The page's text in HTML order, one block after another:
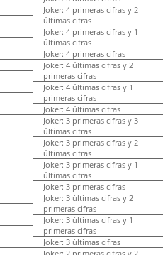
Joker: 4 primeras cifras y 2
últimas cifras
Joker: 4 primeras cifras y 1
últimas cifras
Joker: 4 primeras cifras
Joker: 4 últimas cifras y 2
primeras cifras
Joker: 4 últimas cifras y 1
primeras cifras
Joker: 4 últimas cifras
Joker: 3 primeras cifras y 3
últimas cifras
Joker: 3 primeras cifras y 2
últimas cifras
Joker: 3 primeras cifras y 1
últimas cifras
Joker: 3 primeras cifras
Joker: 3 últimas cifras y 2
primeras cifras
Joker: 3 últimas cifras y 1
primeras cifras
Joker: 3 últimas cifras
Joker: 2 primeras cifras y 2